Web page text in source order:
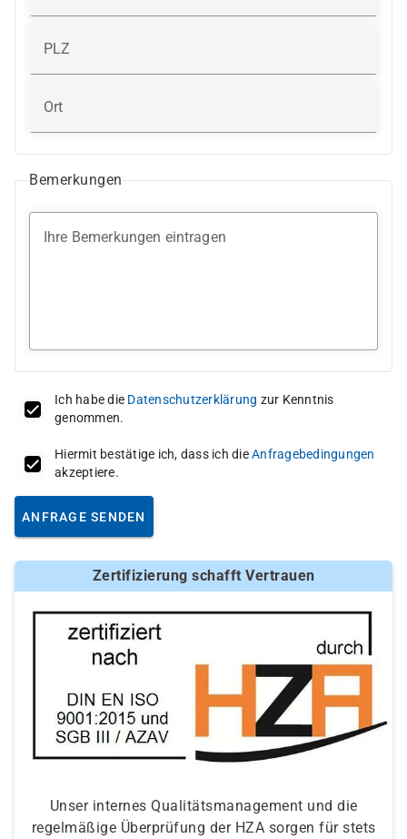
PLZ
Ort
Bemerkungen
Ihre Bemerkungen eintragen
Ich habe die Datenschutzerklärung zur Kenntnis
genommen.
Hiermit bestätige ich, dass ich dieAnfragebedingungen
akzeptiere.
ANFRAGE SENDEN
Zertifizierung schafft Vertrauen
Unser internes Qualitätsmanagement und die
regelmäßige Überprüfung der HZA sorgen für stets